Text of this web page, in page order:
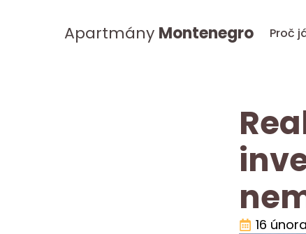
Apartmány Montenegro Proč
16